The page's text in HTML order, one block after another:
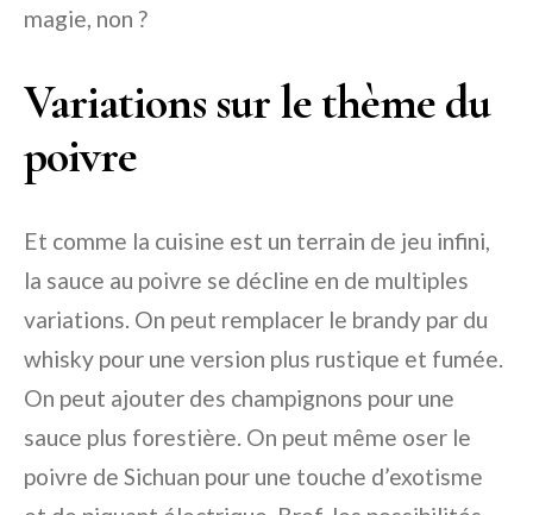
magie, non ?
Variations sur le thème du
poivre
Et comme la cuisine est un terrain de jeu infini,
la sauce au poivre se décline en de multiples
variations. On peut remplacer le brandy par du
whisky pour une version plus rustique et fumée.
On peut ajouter des champignons pour une
sauce plus forestière. On peut même oser le
poivre de Sichuan pour une touche d’exotisme